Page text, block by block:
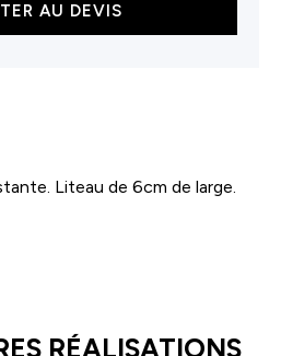
AU DEVIS
Liteau de 6cm de large.
RÉALISATIONS